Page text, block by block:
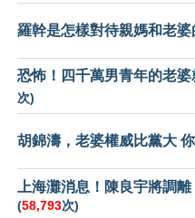
羅幹是怎樣對待親媽和老婆
恐怖！四千萬男青年的老婆
次)
胡錦濤，老婆權威比黨大
上海灘消息！陳良宇將調
(58,793次)